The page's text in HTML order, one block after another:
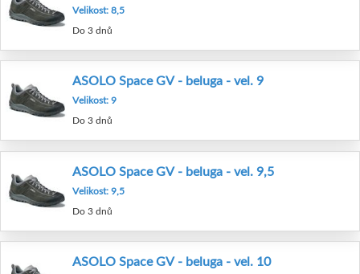
Velikost: 8,5
Do 3 dnů
ASOLO Space GV - beluga - vel. 9
Velikost: 9
Do 3 dnů
ASOLO Space GV - beluga - vel. 9,5
Velikost: 9,5
Do 3 dnů
ASOLO Space GV - beluga - vel. 10